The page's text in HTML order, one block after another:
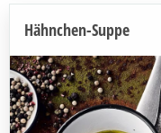
Hähnchen-Suppe